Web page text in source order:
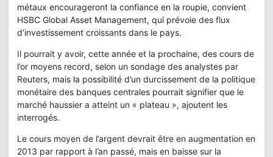
métaux encourageront la confiance en la roupie, convient
HSBC Global Asset Management, qui prévoie des flux
d’investissement croissants dans le pays.
Il pourrait y avoir, cette année et la prochaine, des cours de
l’or moyens record, selon un sondage des analystes par
Reuters, mais la possibilité d’un durcissement de la politique
monétaire des banques centrales pourrait signifier que le
marché haussier a atteint un « plateau », ajoutent les
interrogés.
Le cours moyen de l’argent devrait être en augmentation en
2013 par rapport à l’an passé, mais en baisse sur la